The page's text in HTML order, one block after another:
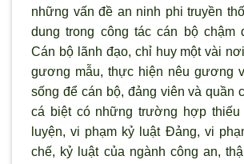
những vấn đề an ninh phi truyền
dung trong công tác cán bộ chậm
Cán bộ lãnh đạo, chỉ huy một vài n
gương mẫu, thực hiện nêu gương
sống để cán bộ, đảng viên và quần
cá biệt có những trường hợp thiếu
luyện, vi phạm kỷ luật Đảng, vi
chế, kỷ luật của ngành công an,